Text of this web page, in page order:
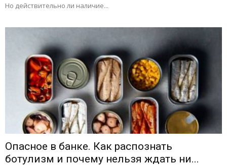
Но действительно ли наличие...
Опасное в банке. Как распознать
ботулизм и почему нельзя ждать ни...